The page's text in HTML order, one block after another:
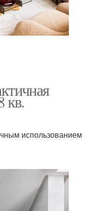
кв.
использованием